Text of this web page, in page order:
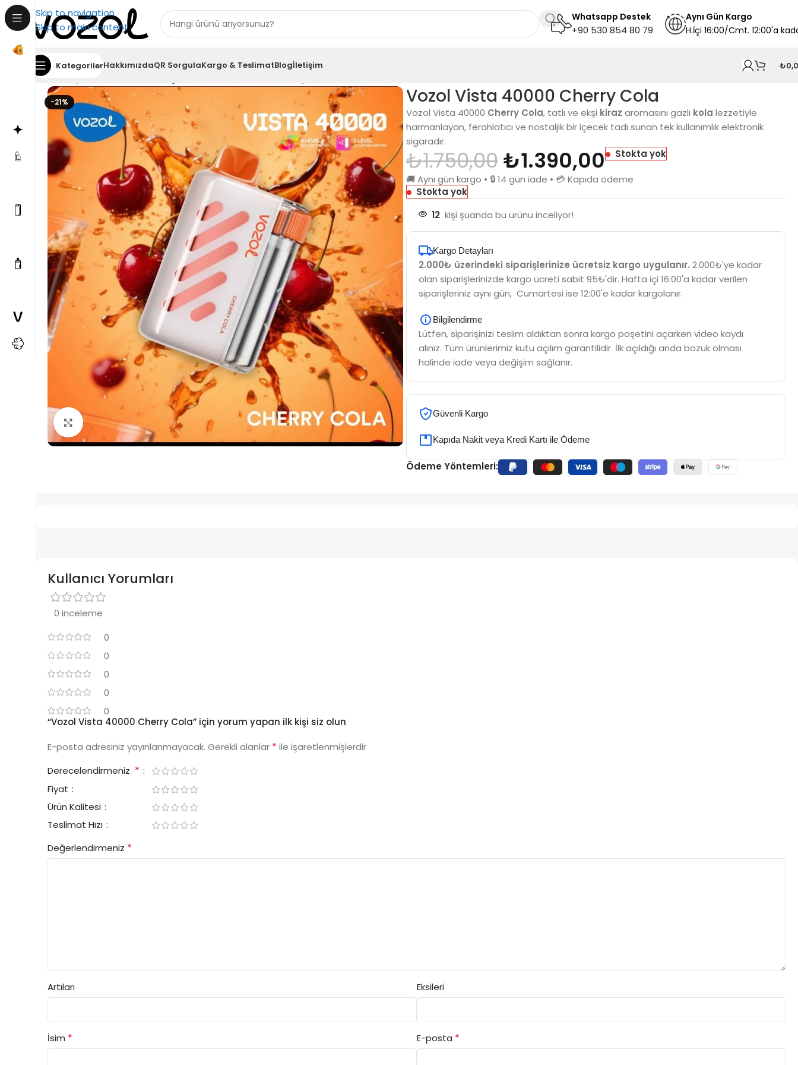
Skip to navigation
Skip to main content
Whatsapp Destek
+90 530 854 80 79
Aynı Gün Kargo
H.İçi 16:00/Cmt. 12:00'a
KategorilerHakkımızdaQR SorgulaKargo & TeslimatBlogİletişim ₺
Ana Sayfa
-21%
Büyütmek için tıkla
Vozol Vista 40000 Cherry Cola
Vozol Vista 40000 Cherry Cola, tatlı ve ekşi kiraz aromasını gazlı kola lezzetiyle
harmanlayan, ferahlatıcı ve nostaljik bir içecek tadı sunan tek kullanımlık elektronik
sigaradır.
₺1.750,00₺1.390,00 Stokta yok
🚚 Aynı gün kargo • 🔒 14 gün iade • 💳 Kapıda ödeme
Stokta yok
12 kişi şuanda bu ürünü inceliyor!
Kargo Detayları
2.000₺ üzerindeki siparişlerinize ücretsiz kargo uygulanır. 2.000₺'ye kadar
olan siparişlerinizde kargo ücreti sabit 95₺'dir. Hafta içi 16:00'a kadar verilen
siparişleriniz aynı gün, Cumartesi ise 12:00'e kadar kargolanır.
Bilgilendirme
Lütfen, siparişinizi teslim aldıktan sonra kargo poşetini açarken video kaydı
alınız. Tüm ürünlerimiz kutu açılım garantilidir. İlk açıldığı anda bozuk olması
halinde iade veya değişim sağlanır.
Güvenli Kargo
Kapıda Nakit veya Kredi Kartı ile Ödeme
Ödeme Yöntemleri:
Kullanıcı Yorumları
0 inceleme
0
0
0
0
0
“Vozol Vista 40000 Cherry Cola” için yorum yapan ilk kişi siz olun
E-posta adresiniz yayınlanmayacak. Gerekli alanlar * ile işaretlenmişlerdir
Derecelendirmeniz *
Fiyat
Ürün Kalitesi
Teslimat Hızı
Değerlendirmeniz *
Artıları Eksileri
İsim * E-posta *